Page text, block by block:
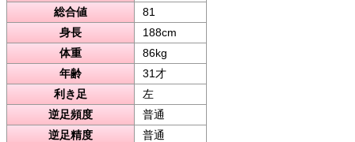
総合値
81
身長
188cm
体重
86kg
年齢
31才
利き足
左
逆足頻度
普通
逆足精度
普通